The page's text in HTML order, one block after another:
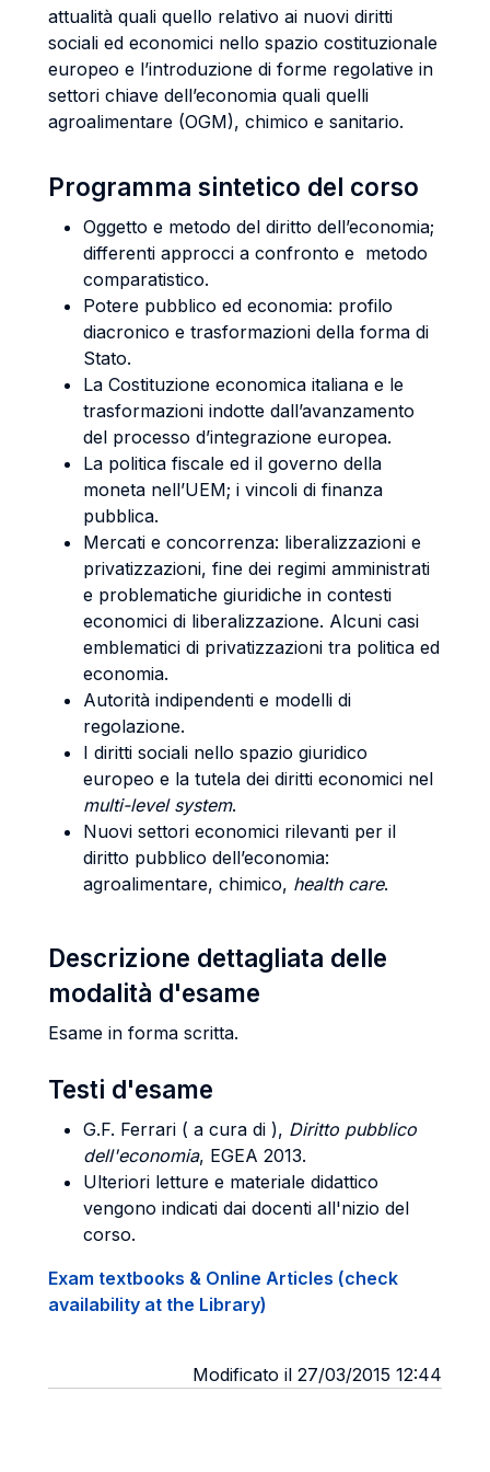
attualità quali quello relativo ai nuovi diritti
sociali ed economici nello spazio costituzionale
europeo e l’introduzione di forme regolative in
settori chiave dell’economia quali quelli
agroalimentare (OGM), chimico e sanitario.
Programma sintetico del corso
Oggetto e metodo del diritto dell’economia;
differenti approcci a confronto e metodo
comparatistico.
Potere pubblico ed economia: profilo
diacronico e trasformazioni della forma di
Stato.
La Costituzione economica italiana e le
trasformazioni indotte dall’avanzamento
del processo d’integrazione europea.
La politica fiscale ed il governo della
moneta nell’UEM; i vincoli di finanza
pubblica.
Mercati e concorrenza: liberalizzazioni e
privatizzazioni, fine dei regimi amministrati
e problematiche giuridiche in contesti
economici di liberalizzazione. Alcuni casi
emblematici di privatizzazioni tra politica ed
economia.
Autorità indipendenti e modelli di
regolazione.
I diritti sociali nello spazio giuridico
europeo e la tutela dei diritti economici nel
multi-level system.
Nuovi settori economici rilevanti per il
diritto pubblico dell’economia:
agroalimentare, chimico, health care.
Descrizione dettagliata delle
modalità d'esame
Esame in forma scritta.
Testi d'esame
G.F. Ferrari ( a cura di ), Diritto pubblico
dell'economia, EGEA 2013.
Ulteriori letture e materiale didattico
vengono indicati dai docenti all'nizio del
corso.
Exam textbooks & Online Articles (check
availability at the Library)
Modificato il 27/03/2015 12:44